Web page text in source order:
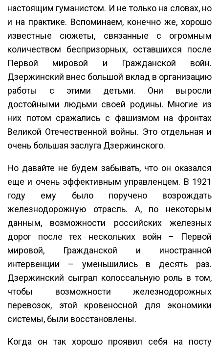
настоящим гуманистом. И не только на словах, но
и на практике. Вспоминаем, конечно же, хорошо
известные сюжеты, связанные с огромным
количеством беспризорных, оставшихся после
Первой мировой и Гражданской войн.
Дзержинский внес большой вклад в организацию
работы с этими детьми. Они выросли
достойными людьми своей родины. Многие из
них потом сражались с фашизмом на фронтах
Великой Отечественной войны. Это отдельная и
очень большая заслуга Дзержинского.
Но давайте не будем забывать, что он оказался
еще и очень эффективным управленцем. В 1921
году ему было поручено возрождать
железнодорожную отрасль. А, по некоторым
данным, возможности российских железных
дорог после тех нескольких войн – Первой
мировой, Гражданской и иностранной
интервенции – уменьшились в десять раз.
Дзержинский сыграл колоссальную роль в том,
чтобы возможности железнодорожных
перевозок, этой кровеносной для экономики
системы, были восстановлены.
Когда он так хорошо проявил себя на посту